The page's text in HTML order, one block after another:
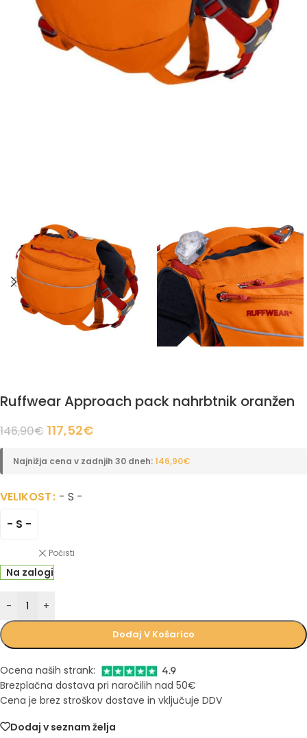
Ruffwear Approach pack nahrbtnik oranžen
146,90€ 117,52€
Najnižja cena v zadnjih 30 dneh:146,90€
VELIKOST - S -
- S -
Počisti
Na zalogi
- +
Dodaj V Košarico
Ocena naših strank:
Brezplačna dostava pri naročilih nad 50€
Cena je brez stroškov dostave in vključuje DDV
Dodaj v seznam želja